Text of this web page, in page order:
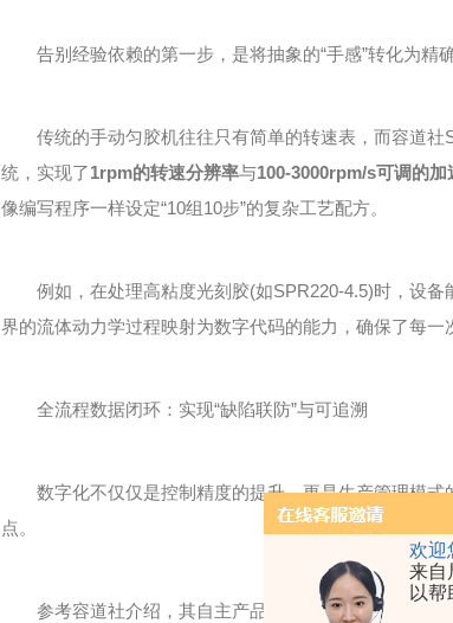
欢迎
来自
以帮
告别经验依赖的第一步，是将抽象的“手感”转化为精确
传统的手动匀胶机往往只有简单的转速表，而容道社
统，实现了1rpm的转速分辨率与100-3000rpm/s可调的加
像编写程序一样设定“10组10步”的复杂工艺配方。
例如，在处理高粘度光刻胶(如SPR220-4.5)时，设备
界的流体动力学过程映射为数字代码的能力，确保了每
全流程数据闭环：实现“缺陷联防”与可追溯
数字化不仅仅是控制精度的提升，更是生产管理模式
点。
参考容道社介绍，其自主产品已通过客户现场验证，